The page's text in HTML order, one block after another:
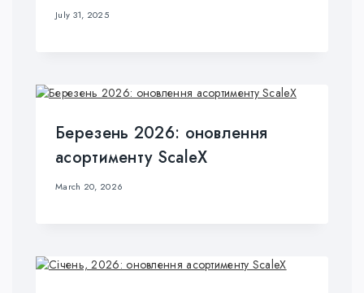
July 31, 2025
Березень 2026: оновлення
асортименту ScaleX
March 20, 2026